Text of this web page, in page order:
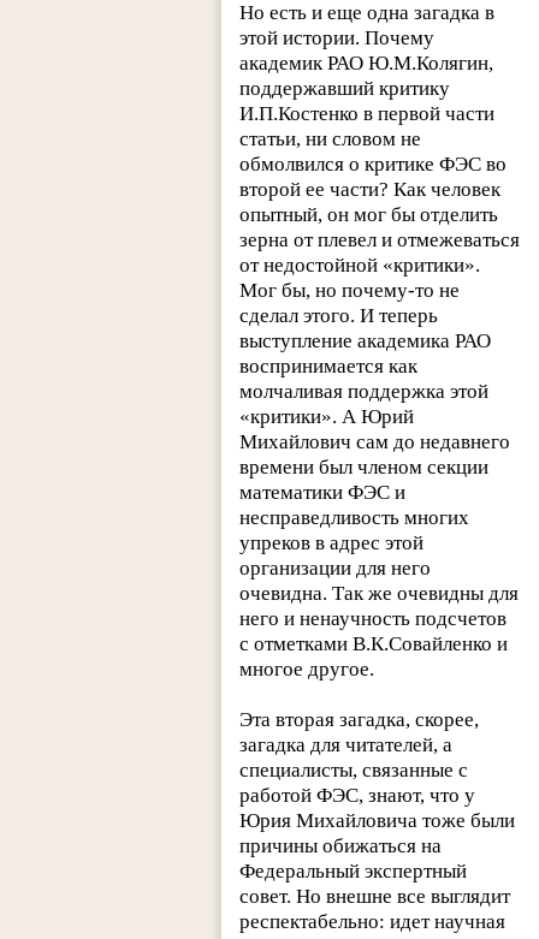
Но есть и еще одна загадка в
этой истории. Почему
академик РАО Ю.М.Колягин,
поддержавший критику
И.П.Костенко в первой части
статьи, ни словом не
обмолвился о критике ФЭС во
второй ее части? Как человек
опытный, он мог бы отделить
зерна от плевел и отмежеваться
от недостойной «критики».
Мог бы, но почему-то не
сделал этого. И теперь
выступление академика РАО
воспринимается как
молчаливая поддержка этой
«критики». А Юрий
Михайлович сам до недавнего
времени был членом секции
математики ФЭС и
несправедливость многих
упреков в адрес этой
организации для него
очевидна. Так же очевидны для
него и ненаучность подсчетов
с отметками В.К.Совайленко и
многое другое.
Эта вторая загадка, скорее,
загадка для читателей, а
специалисты, связанные с
работой ФЭС, знают, что у
Юрия Михайловича тоже были
причины обижаться на
Федеральный экспертный
совет. Но внешне все выглядит
респектабельно: идет научная